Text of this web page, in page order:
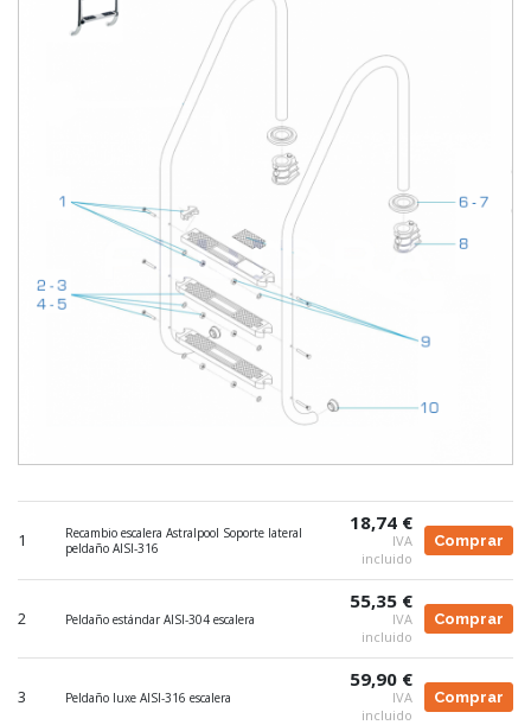
1
Recambio escalera Astralpool Soporte lateral
peldaño AISI-316
18,74 €
IVA
incluido
Comprar
2 Peldaño estándar AISI-304 escalera
55,35 €
IVA
incluido
Comprar
3 Peldaño luxe AISI-316 escalera
59,90 €
IVA
incluido
Comprar